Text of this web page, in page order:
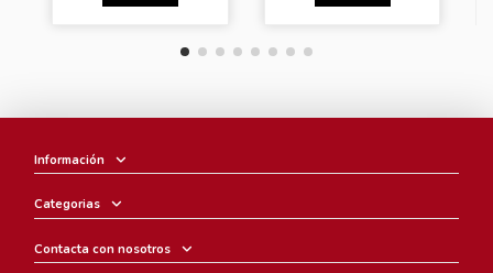
Información
Categorias
Contacta con nosotros